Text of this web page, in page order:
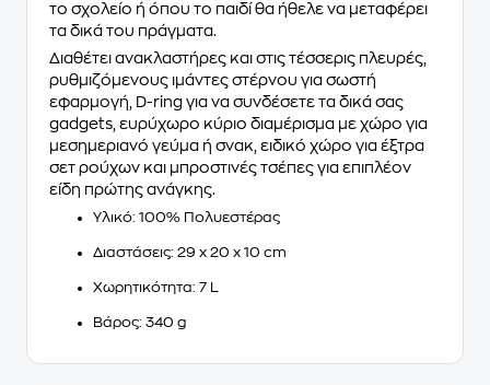
το σχολείο ή όπου το παιδί θα ήθελε να μεταφέρει
τα δικά του πράγματα.
Διαθέτει ανακλαστήρες και στις τέσσερις πλευρές,
ρυθμιζόμενους ιμάντες στέρνου για σωστή
εφαρμογή, D-ring για να συνδέσετε τα δικά σας
gadgets, ευρύχωρο κύριο διαμέρισμα με χώρο για
μεσημεριανό γεύμα ή σνακ, ειδικό χώρο για έξτρα
σετ ρούχων και μπροστινές τσέπες για επιπλέον
είδη πρώτης ανάγκης.
Υλικό: 100% Πολυεστέρας
Διαστάσεις: 29 x 20 x 10 cm
Χωρητικότητα: 7 L
Βάρος: 340 g